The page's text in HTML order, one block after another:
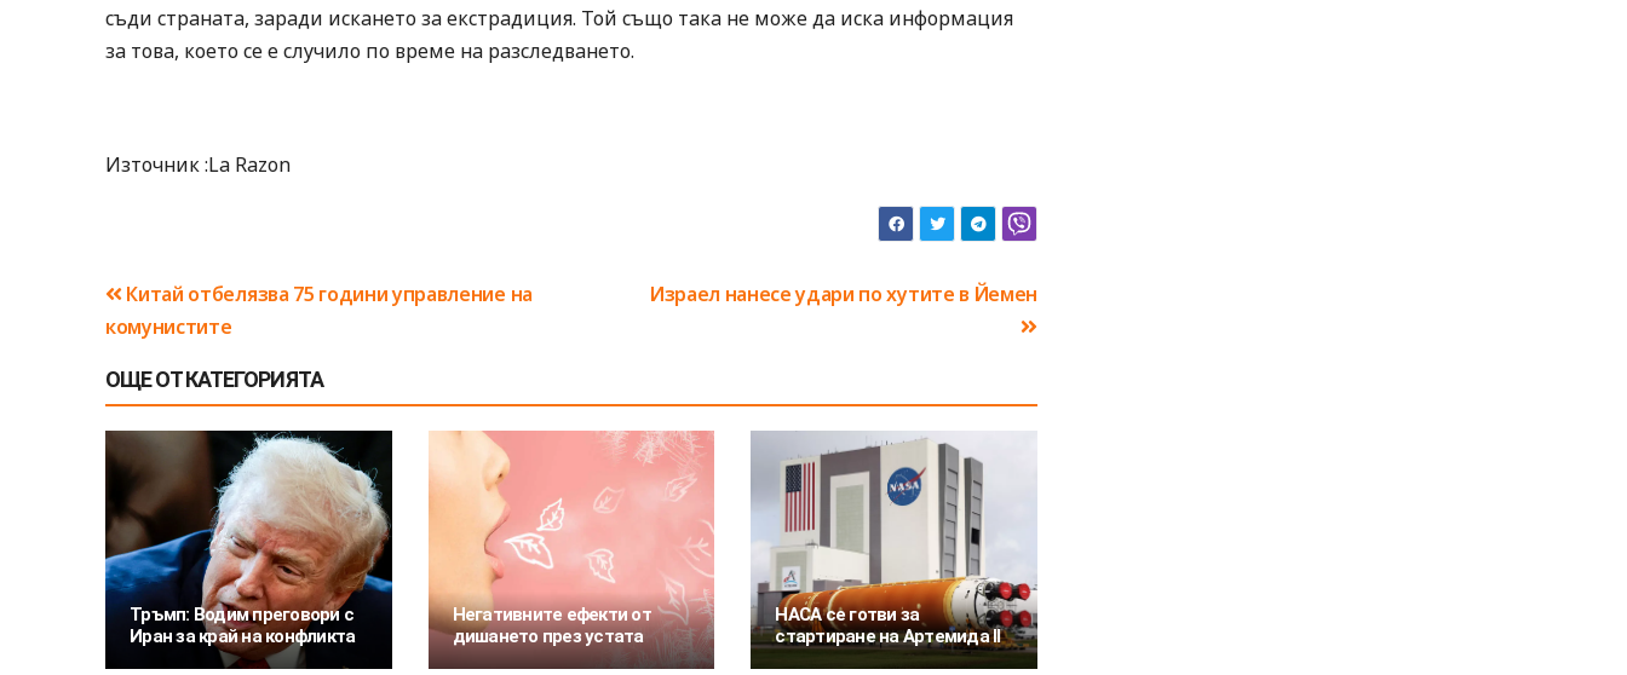
съди страната, заради искането за екстрадиция. Той също така не може да иска информация
за това, което се е случило по време на разследването.
Източник :La Razon
Навигация Израел нанесе удари по хутите в Йемен
Китай отбелязва 75 години управление на
комунистите
ОЩЕ ОТ КАТЕГОРИЯТА
Тръмп: Водим преговори с
Иран за край на конфликта
Негативните ефекти от
дишането през устата
НАСА се готви за
стартиране на Артемида II